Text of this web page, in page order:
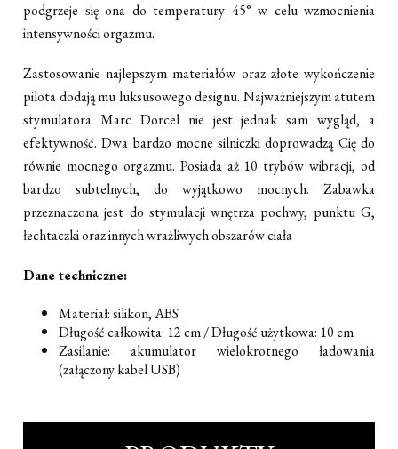
podgrzeje się ona do temperatury 45° w celu wzmocnienia
intensywności orgazmu.
Zastosowanie najlepszym materiałów oraz złote wykończenie
pilota dodają mu luksusowego designu. Najważniejszym atutem
stymulatora Marc Dorcel nie jest jednak sam wygląd, a
efektywność. Dwa bardzo mocne silniczki doprowadzą Cię do
równie mocnego orgazmu. Posiada aż 10 trybów wibracji, od
bardzo subtelnych, do wyjątkowo mocnych. Zabawka
przeznaczona jest do stymulacji wnętrza pochwy, punktu G,
łechtaczki oraz innych wrażliwych obszarów ciała
Dane techniczne:
Materiał: silikon, ABS
Długość całkowita: 12 cm / Długość użytkowa: 10 cm
Zasilanie: akumulator wielokrotnego ładowania
(załączony kabel USB)